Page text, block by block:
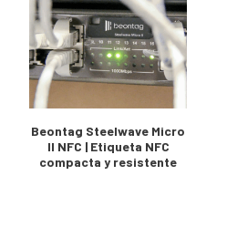
Beontag Steelwave Micro
II NFC | Etiqueta NFC
compacta y resistente